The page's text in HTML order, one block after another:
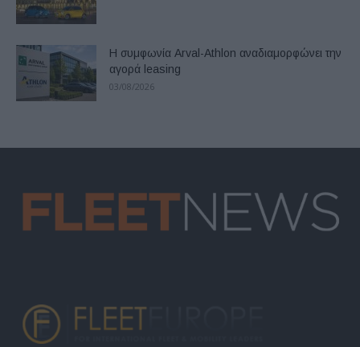
Η συμφωνία Arval-Athlon αναδιαμορφώνει την
αγορά leasing
03/08/2026